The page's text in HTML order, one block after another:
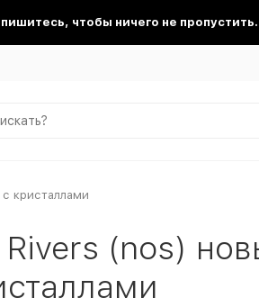
чтобы ничего не пропустить.
кристаллами
Rivers (nos)